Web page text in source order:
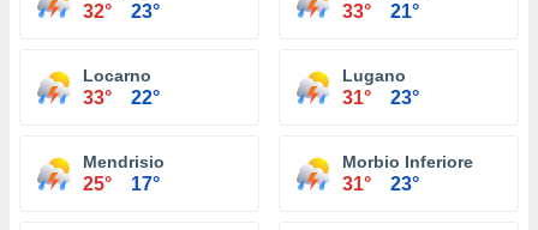
32° 23° 33° 21°
Locarno
33° 22°
Lugano
31° 23°
Mendrisio
25° 17°
Morbio Inferiore
31° 23°